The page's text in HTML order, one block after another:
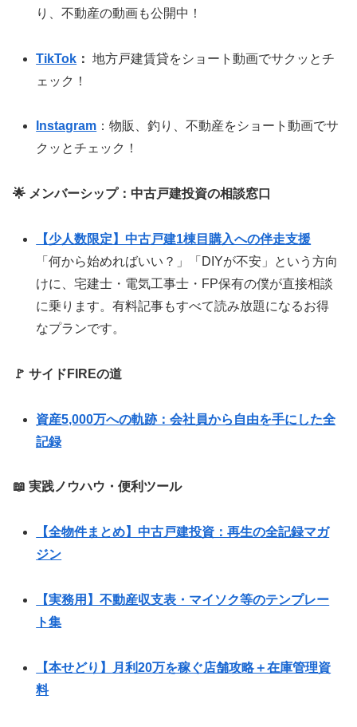
り、不動産の動画も公開中！
TikTok ： 地方戸建賃貸をショート動画でサクッとチ
ェック！
Instagram ：物販、釣り、不動産をショート動画でサ
クッとチェック！
🌟 メンバーシップ：中古戸建投資の相談窓口
【少人数限定】中古戸建1棟目購入への伴走支援
「何から始めればいい？」「DIYが不安」という方向
けに、宅建士・電気工事士・FP保有の僕が直接相談
に乗ります。有料記事もすべて読み放題になるお得
なプランです。
🚩 サイドFIREの道
資産5,000万への軌跡：会社員から自由を手にした全
記録
📖 実践ノウハウ・便利ツール
【全物件まとめ】中古戸建投資：再生の全記録マガ
ジン
【実務用】不動産収支表・マイソク等のテンプレー
ト集
【本せどり】月利20万を稼ぐ店舗攻略＋在庫管理資
料